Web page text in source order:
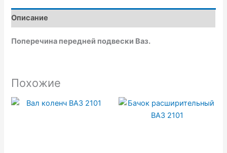
o
o
k
a
p
o
e
Описание
Поперечина передней подвески Ваз.
Похожие